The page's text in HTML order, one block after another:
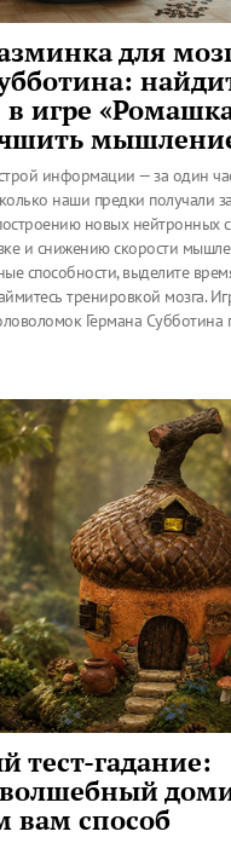
для
в игре
информации — за один
наши предки получали
новых нейтронных
и снижению скорости
способности, выделите
тренировкой мозга.
Германа
тест-гадание:
вам способ